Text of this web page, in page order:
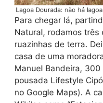
Lagoa Dourada: não há
Para chegar lá,
Natural, rodamos três
ruazinhas de terra.
casa de uma
Manuel Bandeira,
pousada Lifestyle
no Google Maps). A